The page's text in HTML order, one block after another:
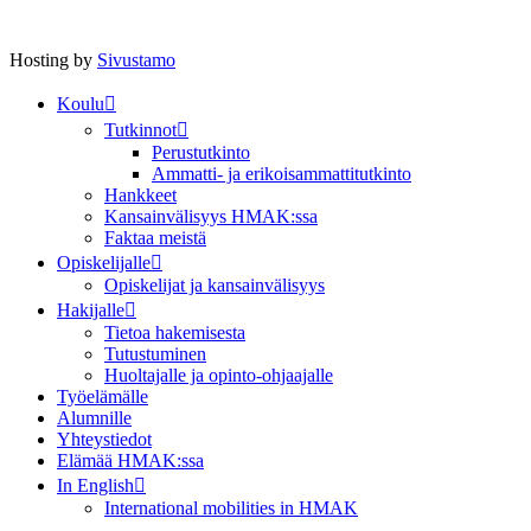
Hosting by Sivustamo
Koulu
Tutkinnot
Perustutkinto
Ammatti- ja erikoisammattitutkinto
Hankkeet
Kansainvälisyys HMAK:ssa
Faktaa meistä
Opiskelijalle
Opiskelijat ja kansainvälisyys
Hakijalle
Tietoa hakemisesta
Tutustuminen
Huoltajalle ja opinto-ohjaajalle
Työelämälle
Alumnille
Yhteystiedot
Elämää HMAK:ssa
In English
International mobilities in HMAK